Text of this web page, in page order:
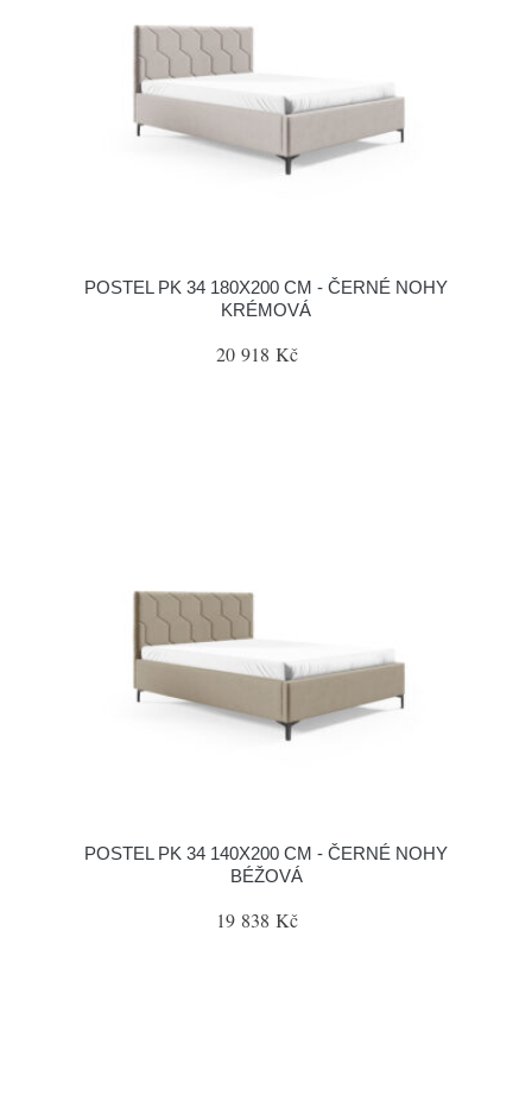
POSTEL PK 34 180X200 CM - ČERNÉ NOHY
KRÉMOVÁ
20 918 Kč
POSTEL PK 34 140X200 CM - ČERNÉ NOHY
BÉŽOVÁ
19 838 Kč